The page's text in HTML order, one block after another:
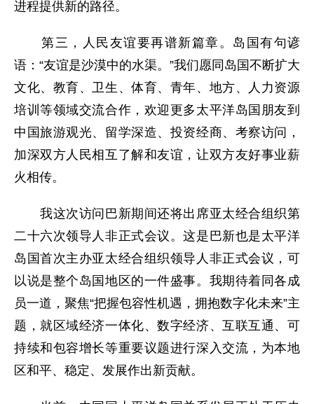
进程提供新的路径。
第三，人民友谊要再谱新篇章。岛国有句谚
语：“友谊是沙漠中的水渠。”我们愿同岛国不断扩大
文化、教育、卫生、体育、青年、地方、人力资源
培训等领域交流合作，欢迎更多太平洋岛国朋友到
中国旅游观光、留学深造、投资经商、考察访问，
加深双方人民相互了解和友谊，让双方友好事业薪
火相传。
我这次访问巴新期间还将出席亚太经合组织第
二十六次领导人非正式会议。这是巴新也是太平洋
岛国首次主办亚太经合组织领导人非正式会议，可
以说是整个岛国地区的一件盛事。我期待着同各成
员一道，聚焦“把握包容性机遇，拥抱数字化未来”主
题，就区域经济一体化、数字经济、互联互通、可
持续和包容增长等重要议题进行深入交流，为本地
区和平、稳定、发展作出新贡献。